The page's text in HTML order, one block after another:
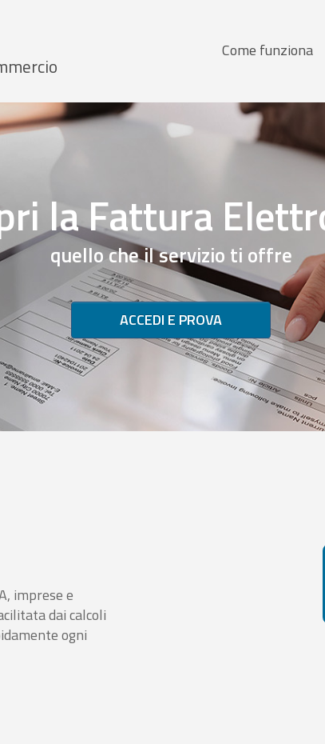
Menu
Come funziona
la Fattura
quello che il servizio ti offre
ACCEDI E PROVA
imprese e
dai calcoli
ogni